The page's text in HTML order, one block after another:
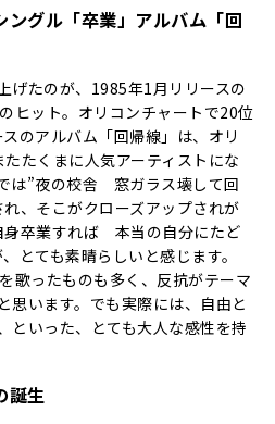
グル「卒業」アルバム「回
げたのが、1985年1月リリースの
ヒット。オリコンチャートで20位
のアルバム「回帰線」は、オリ
たくまに人気アーティストにな
は”夜の校舎 窓ガラス壊して回
、そこがクローズアップされが
身卒業すれば 本当の自分にたど
とても素晴らしいと感じます。
歌ったものも多く、反抗がテーマ
思います。でも実際には、自由と
といった、とても大人な感性を持
誕生